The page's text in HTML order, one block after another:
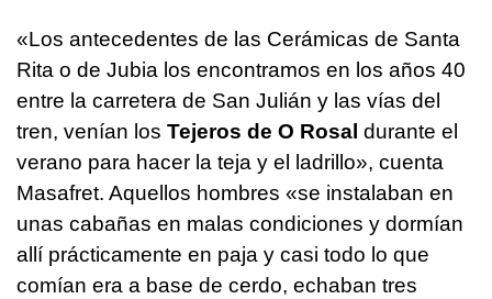
«Los antecedentes de las Cerámicas de Santa
Rita o de Jubia los encontramos en los años 40
entre la carretera de San Julián y las vías del
tren, venían los Tejeros de O Rosal durante el
verano para hacer la teja y el ladrillo», cuenta
Masafret. Aquellos hombres «se instalaban en
unas cabañas en malas condiciones y dormían
allí prácticamente en paja y casi todo lo que
comían era a base de cerdo, echaban tres